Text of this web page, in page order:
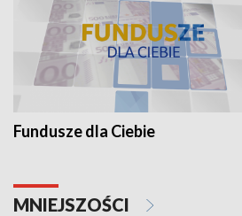
Fundusze dla Ciebie
MNIEJSZOŚCI